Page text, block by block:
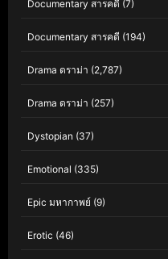
Documentary สารคดี (7)
Documentary สารคดี (194)
Drama ดราม่า (2,787)
Drama ดราม่า (257)
Dystopian (37)
Emotional (335)
Epic มหากาพย์ (9)
Erotic (46)